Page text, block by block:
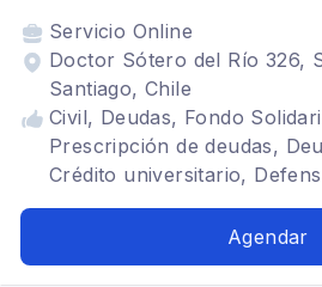
Servicio Online
Doctor Sótero del Río 326,
Santiago, Chile
Civil, Deudas, Fondo
Prescripción de deudas,
Crédito universitario,
Agendar